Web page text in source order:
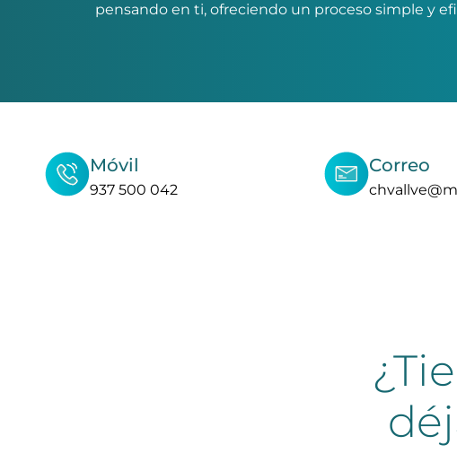
pensando en ti, ofreciendo un proceso simple y
Móvil
937 500 042
Correo